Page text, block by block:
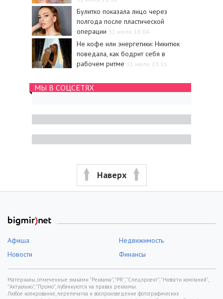
Булитко показала лицо через
полгода после пластической
операции 31 июля, 18:04
Не кофе или энергетики: Никитюк
поведала, как бодрит себя в
рабочем ритме 31 июля, 23:11
МЫ В СОЦСЕТЯХ
Наверх
Афиша
Недвижимость
Новости
Финансы
Материалы, отмеченные знаками "Реклама", "PR", "Спецпроект", "Новости компаний",
"Актуально", "Промо", публикуются на правах рекламы.
Любое копирование, перепечатка и воспроизведение фотографических